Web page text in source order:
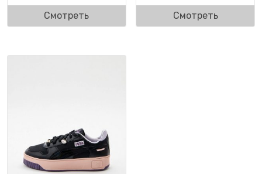
Смотреть
Смотреть